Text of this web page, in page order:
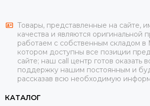
Товары, представленные на сайте,
качества и являются оригинальной
работаем с собственным складом в
котором доступны все позиции
сайте; наш call центр готов оказать
поддержку нашим постоянным и
рассказав всю необходимую
КАТАЛОГ